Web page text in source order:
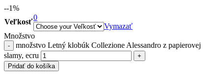
--1%
Veľkosť
0
Vymazať
Množstvo
množstvo Letný klobúk Collezione Alessandro z papierovej
slamy, ecru
Pridať do košíka